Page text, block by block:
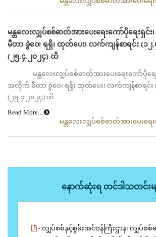
မန္တလေးလျှပ်စစ်ဓာတ်အားပေးရေးကော်ပိုရေးရှ
မီတာ ခွဲဝေ၊ ရရှိ၊ ထုတ်ပေး၊ လက်ကျန်စာရင်း (၁၂.
(၂၅.၄.၂၀၂၄) ထိ
မန္တလေးလျှပ်စစ်ဓာတ်အားပေးရေးကော်ပိုရ
အလိုက် မီတာ ခွဲဝေ၊ ရရှိ၊ ထုတ်ပေး၊ လက်ကျန်စာရင်း (
(၂၅.၄.၂၀၂၄) ထိ
Read More...
မန္တလေးလျှပ်စစ်ဓာတ်အားပေးရေး
နောက်ဆုံးရ တင်ဒါသတင်းမျ
- လျှပ်စစ်နှင့်စွမ်းအင်ဝန်ကြီးဌာန၊ လျှပ်စစ်